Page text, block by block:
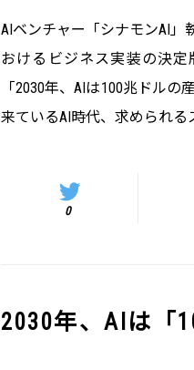
AIベンチャー「シナモンAI」
おけるビジネス実装の決定
「2030年、AIは100兆ドル
来ているAI時代、求められる
0
2030年、AIは「